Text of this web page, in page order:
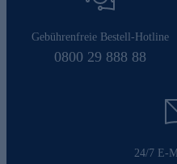
Gebührenfreie Bestell-Hotline
0800 29 888 88
24/7 E-